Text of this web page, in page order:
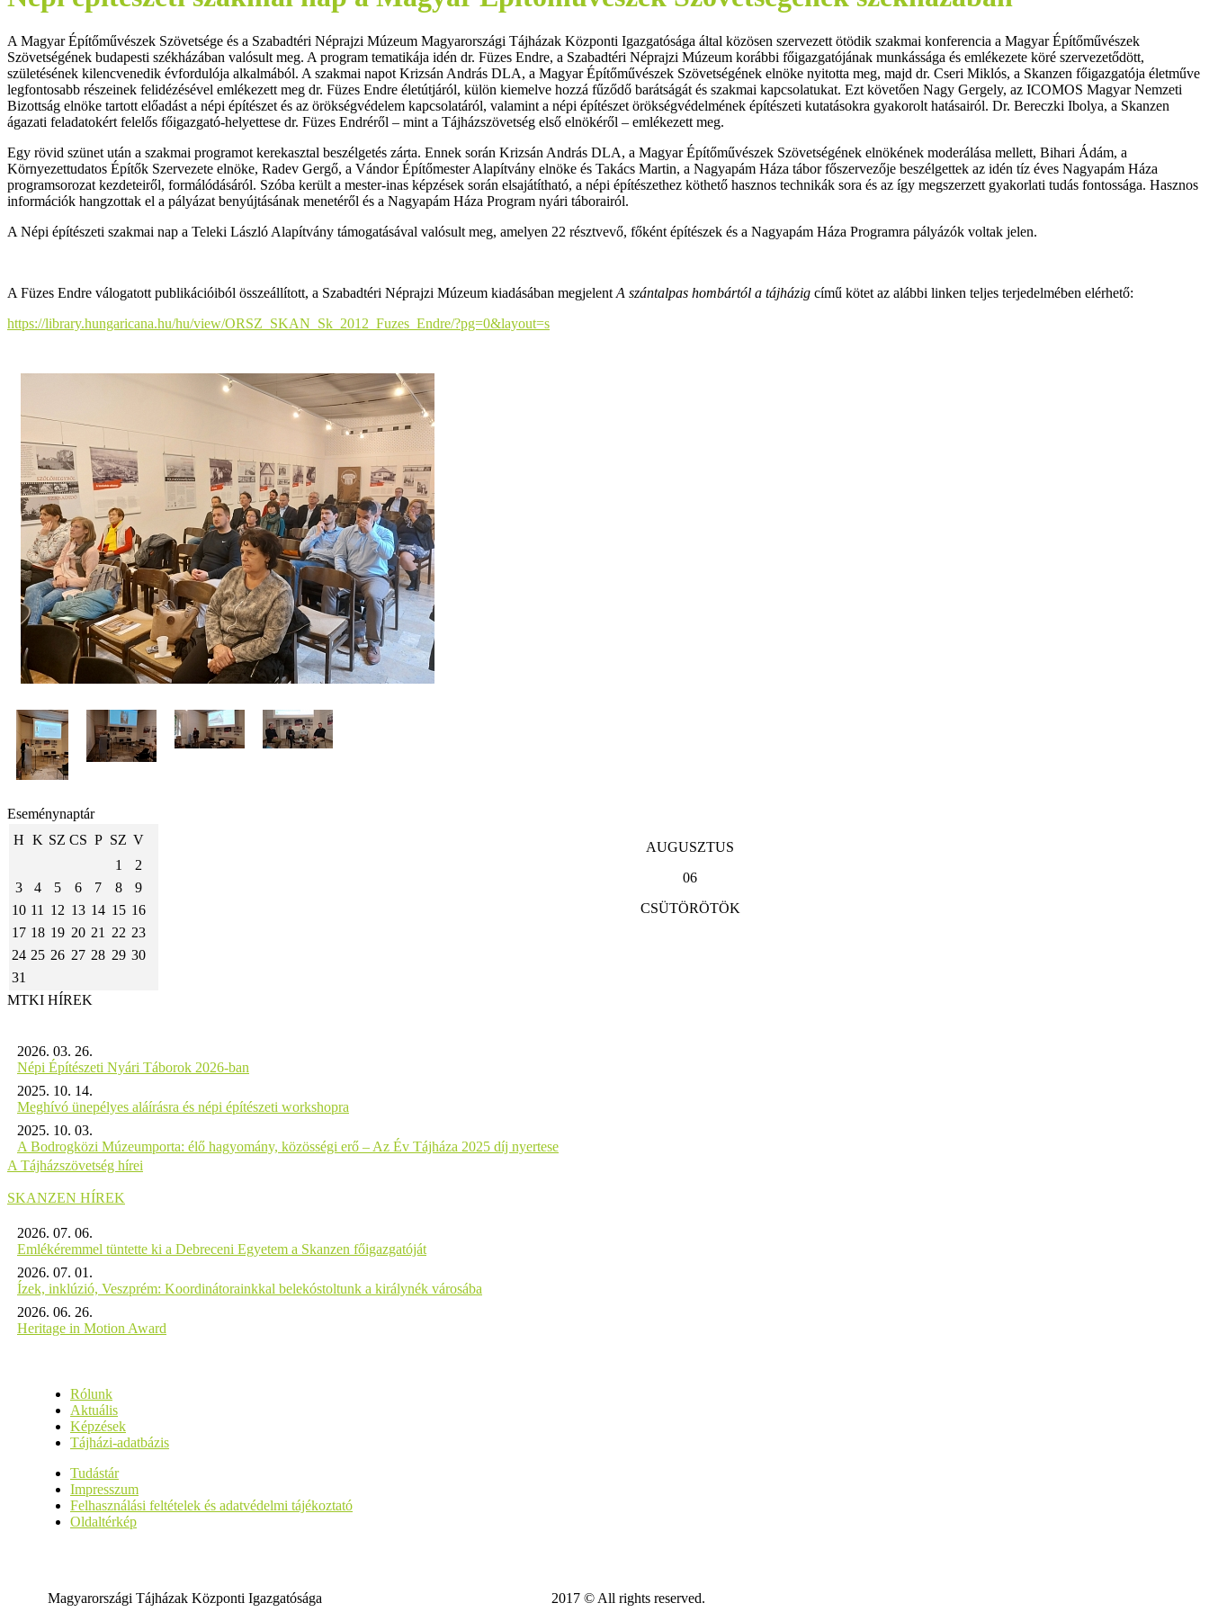
A Magyar Építőművészek Szövetsége és a Szabadtéri Néprajzi Múzeum Magyarországi Tájházak Központi Igazgatósága által közösen szervezett ötödik szakmai konferencia a Magyar Építőművészek
Szövetségének budapesti székházában valósult meg. A program tematikája idén dr. Füzes Endre, a Szabadtéri Néprajzi Múzeum korábbi főigazgatójának munkássága és emlékezete köré szervezetődött,
születésének kilencvenedik évfordulója alkalmából. A szakmai napot Krizsán András DLA, a Magyar Építőművészek Szövetségének elnöke nyitotta meg, majd dr. Cseri Miklós, a Skanzen főigazgatója életműve
legfontosabb részeinek felidézésével emlékezett meg dr. Füzes Endre életútjáról, külön kiemelve hozzá fűződő barátságát és szakmai kapcsolatukat. Ezt követően Nagy Gergely, az ICOMOS Magyar Nemzeti
Bizottság elnöke tartott előadást a népi építészet és az örökségvédelem kapcsolatáról, valamint a népi építészet örökségvédelmének építészeti kutatásokra gyakorolt hatásairól. Dr. Bereczki Ibolya, a Skanzen
ágazati feladatokért felelős főigazgató-helyettese dr. Füzes Endréről – mint a Tájházszövetség első elnökéről – emlékezett meg.
Egy rövid szünet után a szakmai programot kerekasztal beszélgetés zárta. Ennek során Krizsán András DLA, a Magyar Építőművészek Szövetségének elnökének moderálása mellett, Bihari Ádám, a
Környezettudatos Építők Szervezete elnöke, Radev Gergő, a Vándor Építőmester Alapítvány elnöke és Takács Martin, a Nagyapám Háza tábor főszervezője beszélgettek az idén tíz éves Nagyapám Háza
programsorozat kezdeteiről, formálódásáról. Szóba került a mester-inas képzések során elsajátítható, a népi építészethez köthető hasznos technikák sora és az így megszerzett gyakorlati tudás fontossága. Hasznos
információk hangzottak el a pályázat benyújtásának menetéről és a Nagyapám Háza Program nyári táborairól.
A Népi építészeti szakmai nap a Teleki László Alapítvány támogatásával valósult meg, amelyen 22 résztvevő, főként építészek és a Nagyapám Háza Programra pályázók voltak jelen.
A Füzes Endre válogatott publikációiból összeállított, a Szabadtéri Néprajzi Múzeum kiadásában megjelent A szántalpas hombártól a tájházig című kötet az alábbi linken teljes terjedelmében elérhető:
https://library.hungaricana.hu/hu/view/ORSZ_SKAN_Sk_2012_Fuzes_Endre/?pg=0&layout=s
Eseménynaptár
H K SZ CS P SZ V
1
2
3
4 5 6 7 8
9
10 11 12 13 14 15 16
17 18 19 20 21 22 23
24 25 26 27 28 29 30
31
AUGUSZTUS
06
CSÜTÖRÖTÖK
MTKI HÍREK
2026. 03. 26.
Népi Építészeti Nyári Táborok 2026-ban
2025. 10. 14.
Meghívó ünepélyes aláírásra és népi építészeti workshopra
2025. 10. 03.
A Bodrogközi Múzeumporta: élő hagyomány, közösségi erő – Az Év Tájháza 2025 díj nyertese
A Tájházszövetség hírei
SKANZEN HÍREK
2026. 07. 06.
Emlékéremmel tüntette ki a Debreceni Egyetem a Skanzen főigazgatóját
2026. 07. 01.
Ízek, inklúzió, Veszprém: Koordinátorainkkal belekóstoltunk a királynék városába
2026. 06. 26.
Heritage in Motion Award
Rólunk
Aktuális
Képzések
Tájházi-adatbázis
Tudástár
Impresszum
Felhasználási feltételek és adatvédelmi tájékoztató
Oldaltérkép
Magyarországi Tájházak Központi Igazgatósága 2017 © All rights reserved.